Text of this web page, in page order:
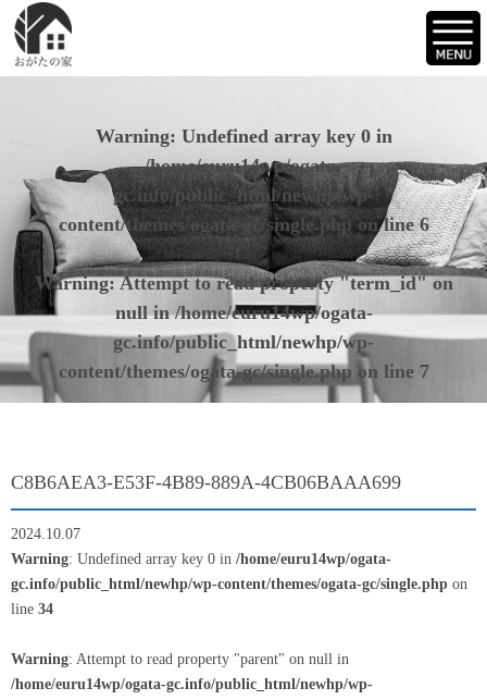
Warning: Undefined array key 0 in
/home/euru14wp/ogata-
gc.info/public_html/newhp/wp-
content/themes/ogata-gc/single.phpon line6
Warning: Attempt to read property "term_id" on
null in/home/euru14wp/ogata-
gc.info/public_html/newhp/wp-
content/themes/ogata-gc/single.php on line 7
C8B6AEA3-E53F-4B89-889A-4CB06BAAA699
2024.10.07
Warning: Undefined array key 0 in /home/euru14wp/ogata-
gc.info/public_html/newhp/wp-content/themes/ogata-gc/single.php on
line 34
Warning: Attempt to read property "parent" on null in
/home/euru14wp/ogata-gc.info/public_html/newhp/wp-